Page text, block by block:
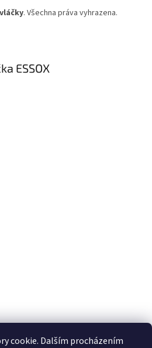
cookie. Dalším procházením
. Všechna práva vyhrazena.
ESSOX